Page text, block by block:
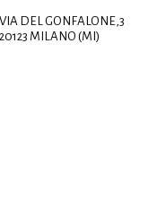
VIA DEL GONFALONE,3
20123 MILANO (MI)